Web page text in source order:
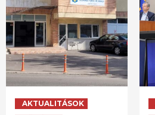
AKTUALITÁSOK